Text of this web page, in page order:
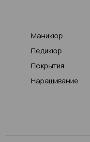
Маникюр
Педикюр
Покрытия
Наращивание